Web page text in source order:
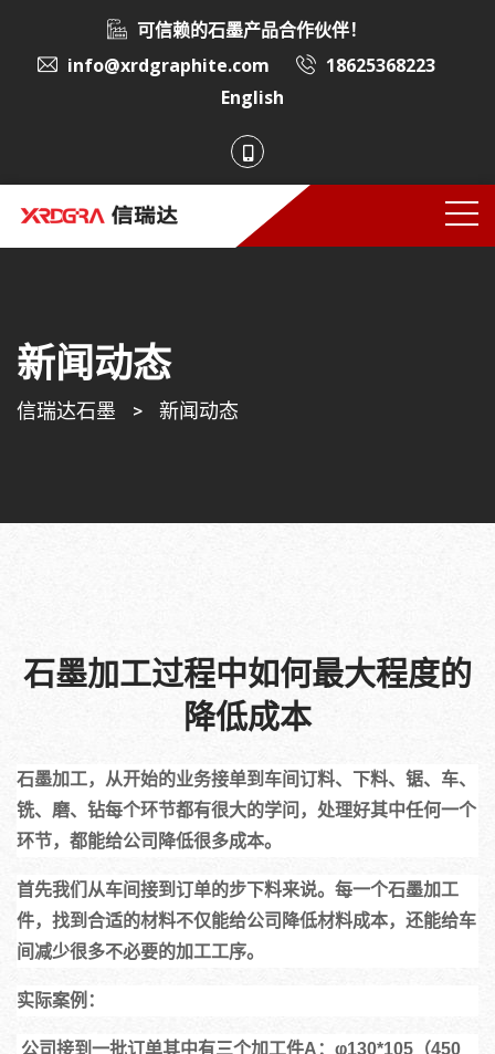
可信赖的石墨产品合作伙伴！
info@xrdgraphite.com
18625368223
English
新闻动态
信瑞达石墨 > 新闻动态
石墨加工过程中如何最大程度的
降低成本
石墨加工，从开始的业务接单到车间订料、下料、锯、车、
铣、磨、钻每个环节都有很大的学问，处理好其中任何一个
环节，都能给公司降低很多成本。
首先我们从车间接到订单的步下料来说。每一个石墨加工
件，找到合适的材料不仅能给公司降低材料成本，还能给车
间减少很多不必要的加工工序。
实际案例：